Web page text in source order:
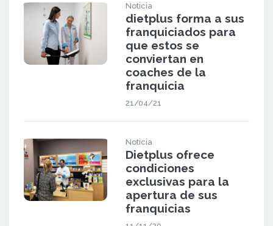
Noticia
dietplus forma a sus
franquiciados para
que estos se
conviertan en
coaches de la
franquicia
21/04/21
Noticia
Dietplus ofrece
condiciones
exclusivas para la
apertura de sus
franquicias